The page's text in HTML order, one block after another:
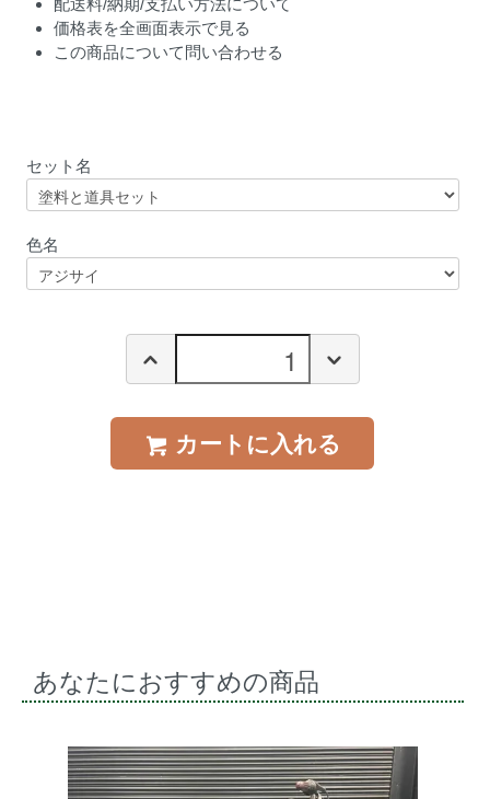
配送料/納期/支払い方法について
価格表を全画面表示で見る
この商品について問い合わせる
セット名
色名
カートに入れる
あなたにおすすめの商品